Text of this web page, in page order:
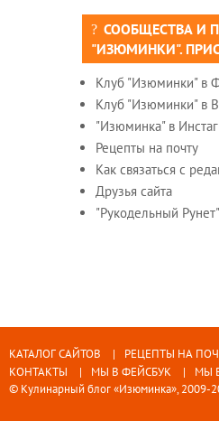
СООБЩЕСТВА И
"ИЗЮМИНКИ".
Клуб "Изюминки" в
Клуб "Изюминки" в
"Изюминка" в
Рецепты на почту
Как связаться с
Друзья сайта
"Рукодельный Рунет"
КАТАЛОГ САЙТОВ РЕЦЕПТЫ НА
КОНТАКТЫ
МЫ В ФЕЙСБУК МЫ
© Кулинарный блог «Изюминка», 2009-